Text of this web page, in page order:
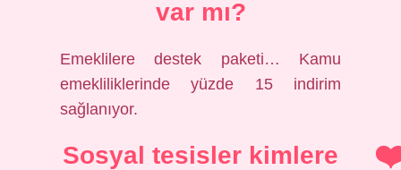
var mı?
Emeklilere destek paketi… Kamu
emekliliklerinde yüzde 15 indirim
sağlanıyor.
Sosyal tesisler kimlere